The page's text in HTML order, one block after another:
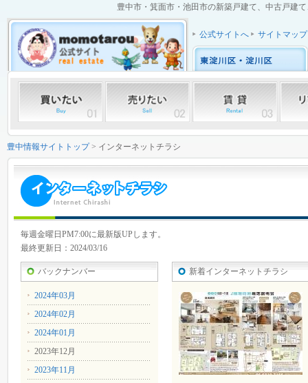
豊中市・箕面市・池田市の新築戸建て、中古戸建
公式サイトへ サイトマップ
豊中情報サイトトップ> インターネットチラシ
毎週金曜日PM7:00に最新版UPします。
最終更新日：2024/03/16
バックナンバー
2024年03月
2024年02月
2024年01月
2023年12月
2023年11月
新着インターネットチラシ